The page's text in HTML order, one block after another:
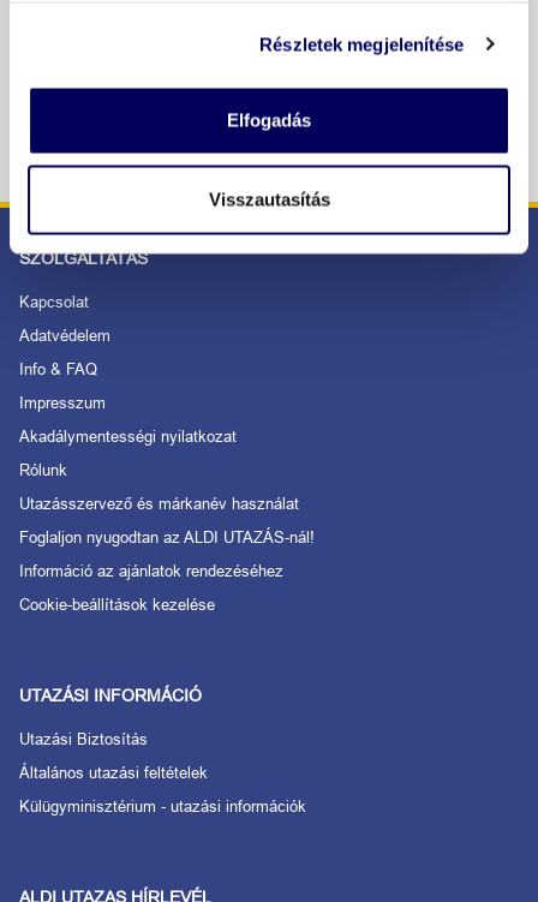
Részletek megjelenítése
Elfogadás
Visszautasítás
BIZTONSÁGOS RENDELÉS ÉS FIZETÉS
SZOLGÁLTATÁS
Kapcsolat
Adatvédelem
Info & FAQ
Impresszum
Akadálymentességi nyilatkozat
Rólunk
Utazásszervező és márkanév használat
Foglaljon nyugodtan az ALDI UTAZÁS-nál!
Információ az ajánlatok rendezéséhez
Cookie-beállítások kezelése
UTAZÁSI INFORMÁCIÓ
Utazási Biztosítás
Általános utazási feltételek
Külügyminisztérium - utazási információk
ALDI UTAZAS HÍRLEVÉL